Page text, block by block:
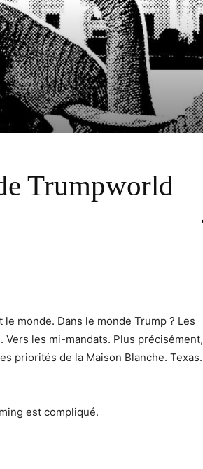
Trumpworld
monde. Dans le monde Trump ? Les
les mi-mandats. Plus précisément,
priorités de la Maison Blanche. Texas.
est compliqué.